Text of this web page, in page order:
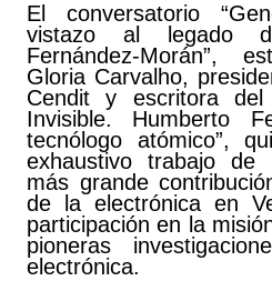
El conversatorio
vistazo al legado
Fernández-Morán”,
Gloria Carvalho,
Cendit y escritora del
Invisible. Humberto
tecnólogo atómico”,
exhaustivo trabajo de
más grande
de la electrónica en
participación en la
pioneras
electrónica.